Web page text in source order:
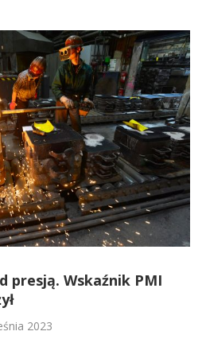
presją. Wskaźnik PMI
2023